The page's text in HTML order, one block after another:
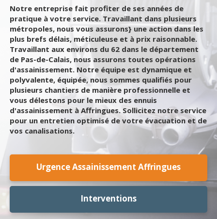
Notre entreprise fait profiter de ses années de
pratique à votre service. Travaillant dans plusieurs
métropoles, nous vous assurons} une action dans les
plus brefs délais, méticuleuse et à prix raisonnable.
Travaillant aux environs du 62 dans le département
de Pas-de-Calais, nous assurons toutes opérations
d'assainissement. Notre équipe est dynamique et
polyvalente, équipée, nous sommes qualifiés pour
plusieurs chantiers de manière professionnelle et
vous délestons pour le mieux des ennuis
d'assainissement à Affringues. Sollicitez notre service
pour un entretien optimisé de votre évacuation et de
vos canalisations.
Urgence Assainissement Affringues
Interventions